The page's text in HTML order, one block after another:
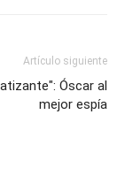
Artículo siguiente
Óscar al
mejor espía